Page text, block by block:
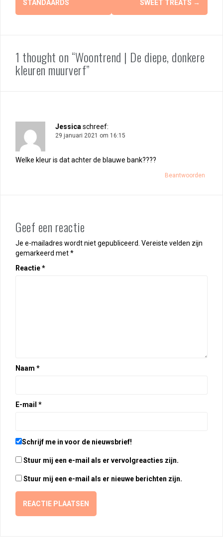
STANDAARDS SWEET TREATS →
1 thought on “Woontrend | De diepe, donkere
kleuren muurverf”
Jessica schreef:
29 januari 2021 om 16:15
Welke kleur is dat achter de blauwe bank????
Beantwoorden
Geef een reactie
Je e-mailadres wordt niet gepubliceerd. Vereiste velden zijn
gemarkeerd met*
Reactie*
Naam *
E-mail *
Schrijf me in voor de nieuwsbrief!
Stuur mij een e-mail als er vervolgreacties zijn.
Stuur mij een e-mail als er nieuwe berichten zijn.